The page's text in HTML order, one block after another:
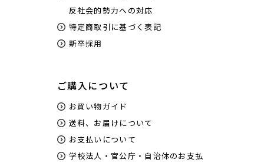
反社会的勢力への対応
特定商取引に基づく表記
新卒採用
ご購入について
お買い物ガイド
送料、お届けについて
お支払いについて
学校法人・官公庁・自治体のお支払